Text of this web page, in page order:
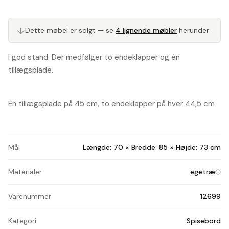
I god stand. Der medfølger to endeklapper og én
tillægsplade.
En tillægsplade på 45 cm, to endeklapper på hver 44,5 cm
Mål Længde: 70 × Bredde: 85 × Højde: 73 cm
Materialer egetræ
Varenummer 12699
Kategori Spisebord
↓Dette møbel er solgt — se 4 lignende møbler herunder